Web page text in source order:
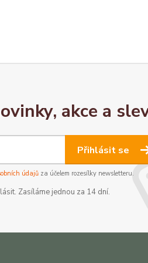
akce a
Přihlásit se
údajůza účelem rozesílky newsletteru.
Zasíláme jednou za 14 dní.